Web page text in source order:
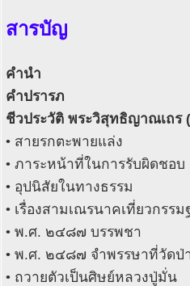
สารบัญ
คำนำ
คำปรารภ
ชีวประวัติ พระวิสุทธิญาณเถร
• สายรกตะพายแล่ง
• ภาระหน้าที่ในการรับผิดชอบ
• อุปนิสัยในทางธรรม
• เรื่องสามเณรนาคเที่ยวกรรม
• พ.ศ. ๒๔๘๗ บรรพชา
• พ.ศ. ๒๔๘๗ จำพรรษาที่วัดป่
• ถวายตัวเป็นศิษย์หลวงปู่มั่น